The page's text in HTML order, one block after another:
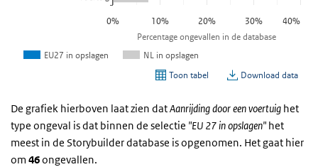
De grafiek hierboven laat zien datAanrijding door een voertuig het
type ongeval is dat binnen de selectie "EU 27 in opslagen" het
meest in de Storybuilder database is opgenomen. Het gaat hier
om 46ongevallen.